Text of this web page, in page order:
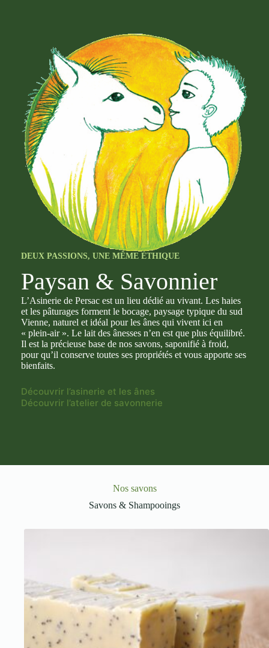
DEUX PASSIONS, UNE MÊME ÉTHIQUE
Paysan & Savonnier
L’Asinerie de Persac est un lieu dédié au vivant. Les haies
et les pâturages forment le bocage, paysage typique du sud
Vienne, naturel et idéal pour les ânes qui vivent ici en
« plein-air ». Le lait des ânesses n’en est que plus équilibré.
Il est la précieuse base de nos savons, saponifié à froid,
pour qu’il conserve toutes ses propriétés et vous apporte ses
bienfaits.
Découvrir l’asinerie et les ânes
Découvrir l’atelier de savonnerie
Nos savons
Savons & Shampooings